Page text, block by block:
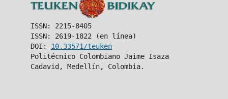
ISSN: 2215-8405
ISSN: 2619-1822 (en línea)
DOI: 10.33571/teuken
Politécnico Colombiano Jaime Isaza
Cadavid, Medellín, Colombia.